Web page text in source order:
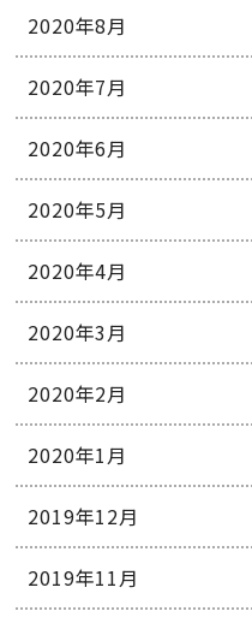
2020年8月
2020年7月
2020年6月
2020年5月
2020年4月
2020年3月
2020年2月
2020年1月
2019年12月
2019年11月